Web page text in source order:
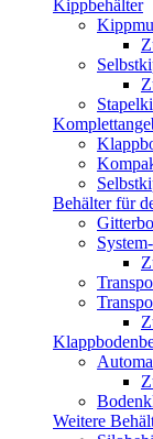
Kippbehälter
Behälter für
Weitere